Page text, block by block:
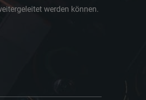
werden können.